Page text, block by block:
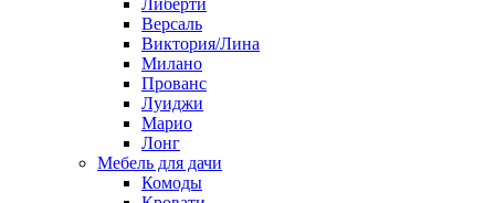
Либерти
Версаль
Виктория/Лина
Милано
Прованс
Луиджи
Марио
Лонг
Мебель для дачи
Комоды